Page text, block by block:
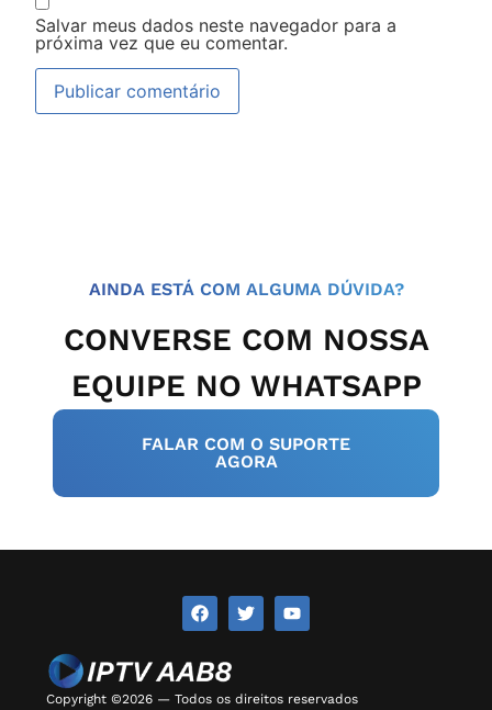
Salvar meus dados neste navegador para a
próxima vez que eu comentar.
AINDA ESTÁ COM ALGUMA DÚVIDA?
CONVERSE COM NOSSA
EQUIPE NO WHATSAPP
FALAR COM O SUPORTE
AGORA
Copyright ©2026 — Todos os direitos reservados